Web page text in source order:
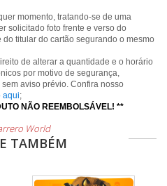
momento, tratando-se de uma
solicitado foto frente e verso do
titular do cartão segurando o mesmo
de alterar a quantidade e o horário
por motivo de segurança,
aviso prévio. Confira nosso
aqui;
NÃO REEMBOLSÁVEL! **
World
TAMBÉM